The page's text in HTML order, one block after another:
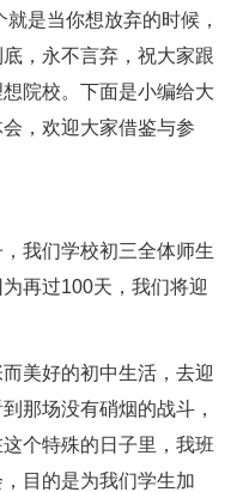
是当你想放弃的时候，
，永不言弃，祝大家跟
院校。下面是小编给大
，欢迎大家借鉴与参
我们学校初三全体师生
再过100天，我们将迎
美好的初中生活，去迎
那场没有硝烟的战斗，
个特殊的日子里，我班
目的是为我们学生加